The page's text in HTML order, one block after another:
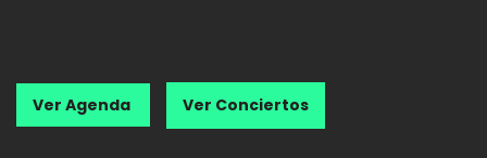
Ver Agenda Ver Conciertos